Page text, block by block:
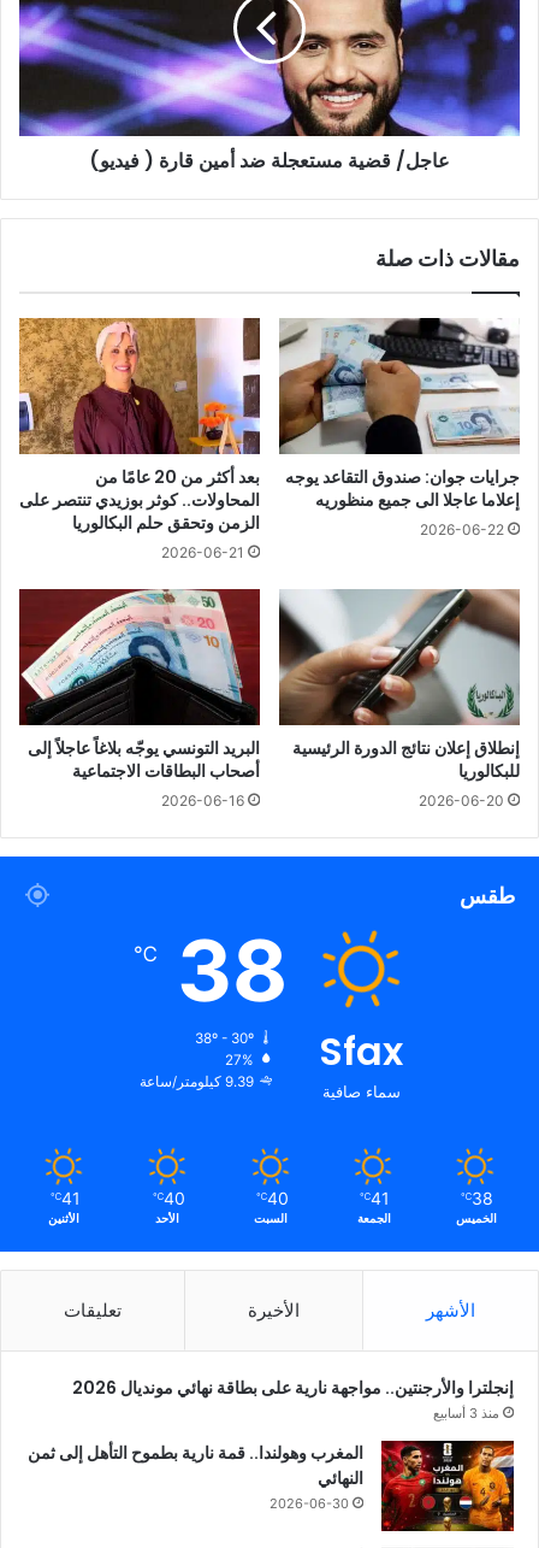
أمين
قارة
فيديو)
عاجل/ قضية مستعجلة ضد أمين قارة ( فيديو)
مقالات ذات صلة
جرايات جوان: صندوق التقاعد يوجه
إعلاما عاجلا الى جميع منظوريه
2026-06-22
بعد أكثر من 20 عامًا من
المحاولات.. كوثر بوزيدي تنتصر على
الزمن وتحقق حلم البكالوريا
2026-06-21
إنطلاق إعلان نتائج الدورة الرئيسية
للبكالوريا
2026-06-20
البريد التونسي يوجّه بلاغاً عاجلاً إلى
أصحاب البطاقات الاجتماعية
2026-06-16
طقس
Sfax
سماء صافية
38
℃
38º - 30º
27%
9.39 كيلومتر/ساعة
38
℃
الخميس
41
℃
الجمعة
40
℃
السبت
40
℃
الأحد
41
℃
الأثنين
الأشهر الأخيرة تعليقات
إنجلترا والأرجنتين.. مواجهة نارية على بطاقة نهائي مونديال 2026
منذ 3 أسابيع
المغرب وهولندا.. قمة نارية بطموح التأهل إلى ثمن
النهائي
2026-06-30